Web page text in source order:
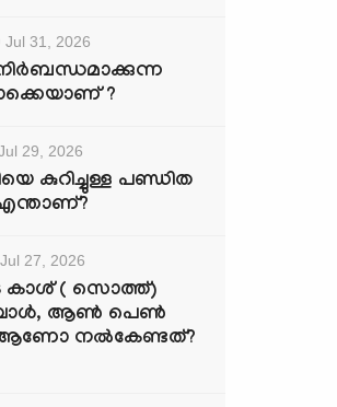
Jul 31, 2026
നിർബന്ധമാക്കുന്ന
?
29, 2026
കുറിച്ചുള്ള പണ്ഡിത
Jul 27, 2026
കാശ് ( സൊത്ത്)
ആണ്‍ പെണ്‍
ആണോ നല്‍കേണ്ടത്?